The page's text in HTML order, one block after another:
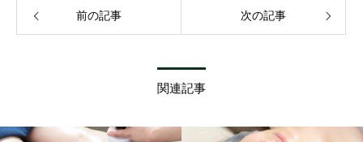
前の記事 次の記事
関連記事